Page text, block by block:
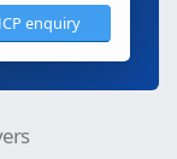
enquiry